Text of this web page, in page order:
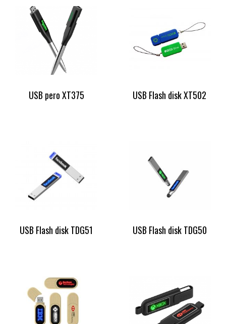
USB pero XT375 USB Flash disk XT502
USB Flash disk TDG51 USB Flash disk TDG50